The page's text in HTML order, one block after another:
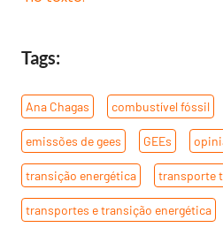
Tags:
Ana Chagas combustível fóssil
emissões de gees GEEs
transição energética transporte
transportes e transição energética